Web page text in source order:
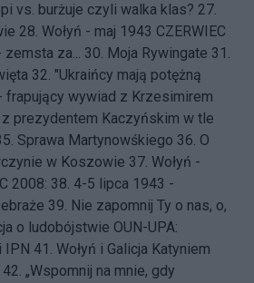
vs. burżuje czyli walka klas? 27.
28. Wołyń - maj 1943 CZERWIEC
zemsta za... 30. Moja Rywingate 31.
32. "Ukraińcy mają potężną
frapujący wywiad z Krzesimirem
z prezydentem Kaczyńskim w tle
Sprawa Martynowśkiego 36. O
w Koszowie 37. Wołyń -
2008: 38. 4-5 lipca 1943 -
39. Nie zapomnij Ty o nas, o,
o ludobójstwie OUN-UPA:
IPN 41. Wołyń i Galicja Katyniem
42. „Wspomnij na mnie, gdy